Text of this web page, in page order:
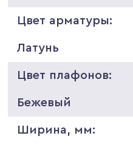
Цвет арматуры:
Латунь
Цвет плафонов:
Бежевый
Ширина, мм: